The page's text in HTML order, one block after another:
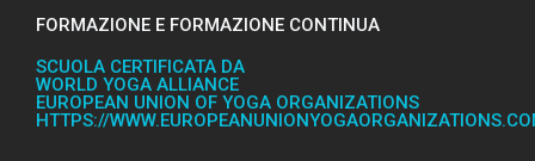
FORMAZIONE E FORMAZIONE CONTINUA
SCUOLA CERTIFICATA DA
WORLD YOGA ALLIANCE
EUROPEAN UNION OF YOGA ORGANIZATIONS
HTTPS://